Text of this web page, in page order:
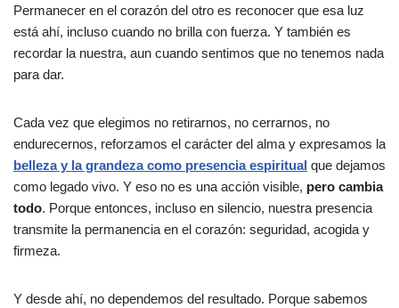
Permanecer en el corazón del otro es reconocer que esa luz
está ahí, incluso cuando no brilla con fuerza. Y también es
recordar la nuestra, aun cuando sentimos que no tenemos nada
para dar.
Cada vez que elegimos no retirarnos, no cerrarnos, no
endurecernos, reforzamos el carácter del alma y expresamos la
belleza y la grandeza como presencia espiritual que dejamos
como legado vivo. Y eso no es una acción visible, pero cambia
todo. Porque entonces, incluso en silencio, nuestra presencia
transmite la permanencia en el corazón: seguridad, acogida y
firmeza.
Y desde ahí, no dependemos del resultado. Porque sabemos